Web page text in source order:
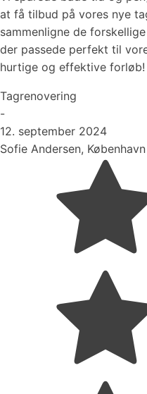
at få tilbud på vores nye
sammenligne de
der passede perfekt til
hurtige og effektive forløb!
Tagrenovering
-
12. september 2024
Sofie Andersen, København